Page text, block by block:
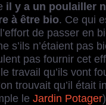
il y a un poulailler
à être bio. Ce qui
de passer en
s’ils n’étaient pas
pas fournir cet
travail qu’ils vont
trouvait qu’il était
le Jardin Potager